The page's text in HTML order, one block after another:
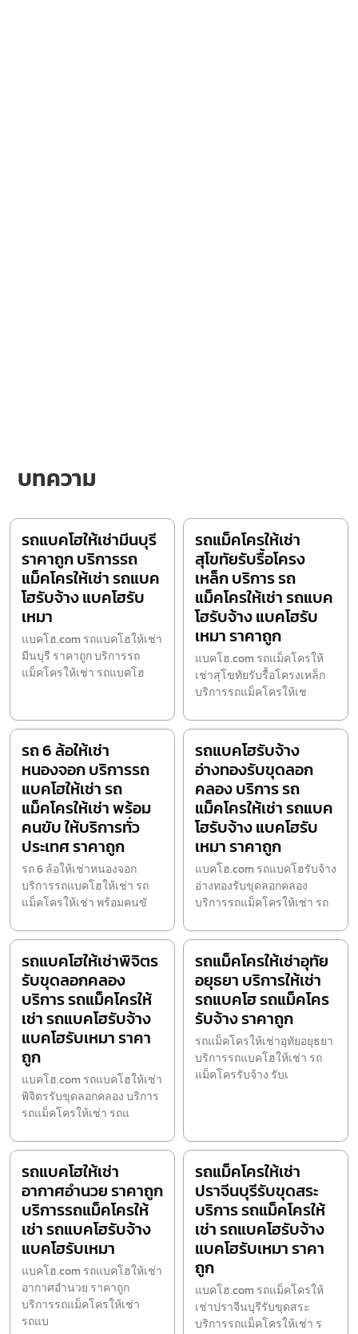
บทความ
รถแบคโฮให้เช่ามีนบุรี
ราคาถูก บริการรถ
แม็คโครให้เช่า รถแบค
โฮรับจ้าง แบคโฮรับ
เหมา
แบคโฮ.com รถแบคโฮให้เช่า
มีนบุรี ราคาถูก บริการรถ
แม็คโครให้เช่า รถแบคโฮ
รถแม็คโครให้เช่า
สุโขทัยรับรื้อโครง
เหล็ก บริการ รถ
แม็คโครให้เช่า รถแบค
โฮรับจ้าง แบคโฮรับ
เหมา ราคาถูก
แบคโฮ.com รถแม็คโครให้
เช่าสุโขทัยรับรื้อโครงเหล็ก
บริการรถแม็คโครให้เช
รถ 6 ล้อให้เช่า
หนองจอก บริการรถ
แบคโฮให้เช่า รถ
แม็คโครให้เช่า พร้อม
คนขับ ให้บริการทั่ว
ประเทศ ราคาถูก
รถ 6 ล้อให้เช่าหนองจอก
บริการรถแบคโฮให้เช่า รถ
แม็คโครให้เช่า พร้อมคนขั
รถแบคโฮรับจ้าง
อ่างทองรับขุดลอก
คลอง บริการ รถ
แม็คโครให้เช่า รถแบค
โฮรับจ้าง แบคโฮรับ
เหมา ราคาถูก
แบคโฮ.com รถแบคโฮรับจ้าง
อ่างทองรับขุดลอกคลอง
บริการรถแม็คโครให้เช่า รถ
รถแบคโฮให้เช่าพิจิตร
รับขุดลอกคลอง
บริการ รถแม็คโครให้
เช่า รถแบคโฮรับจ้าง
แบคโฮรับเหมา ราคา
ถูก
แบคโฮ.com รถแบคโฮให้เช่า
พิจิตรรับขุดลอกคลอง บริการ
รถแม็คโครให้เช่า รถแ
รถแม็คโครให้เช่าอุทัย
อยุธยา บริการให้เช่า
รถแบคโฮ รถแม็คโคร
รับจ้าง ราคาถูก
รถแม็คโครให้เช่าอุทัยอยุธยา
บริการรถแบคโฮให้เช่า รถ
แม็คโครรับจ้าง รับเ
รถแบคโฮให้เช่า
อากาศอำนวย ราคาถูก
บริการรถแม็คโครให้
เช่า รถแบคโฮรับจ้าง
แบคโฮรับเหมา
แบคโฮ.com รถแบคโฮให้เช่า
อากาศอำนวย ราคาถูก
บริการรถแม็คโครให้เช่า
รถแบ
รถแม็คโครให้เช่า
ปราจีนบุรีรับขุดสระ
บริการ รถแม็คโครให้
เช่า รถแบคโฮรับจ้าง
แบคโฮรับเหมา ราคา
ถูก
แบคโฮ.com รถแม็คโครให้
เช่าปราจีนบุรีรับขุดสระ
บริการรถแม็คโครให้เช่า ร